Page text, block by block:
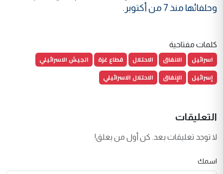
وحلفائها منذ 7 من أكتوبر.
كلمات مفتاحية
اسرائيل الانفاق الاحتلال قطاع غزة
الجيش الاسرائيلي
إسرائيل
الإنفاق الاحتلال الاسرائيلي
التعليقات
لا توجد تعليقات بعد. كن أول من يعلق!
اسمك